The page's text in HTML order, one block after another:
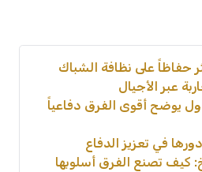
حفاظاً على نظافة الشباك
عبر الأجيال
يوضح أقوى الفرق دفاعياً
في تعزيز الدفاع
كيف تصنع الفرق أسلوبها